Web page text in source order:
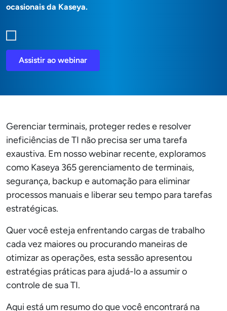
ocasionais da Kaseya.
Assistir ao webinar
Gerenciar terminais, proteger redes e resolver
ineficiências de TI não precisa ser uma tarefa
exaustiva. Em nosso webinar recente, exploramos
como Kaseya 365 gerenciamento de terminais,
segurança, backup e automação para eliminar
processos manuais e liberar seu tempo para tarefas
estratégicas.
Quer você esteja enfrentando cargas de trabalho
cada vez maiores ou procurando maneiras de
otimizar as operações, esta sessão apresentou
estratégias práticas para ajudá-lo a assumir o
controle de sua TI.
Aqui está um resumo do que você encontrará na